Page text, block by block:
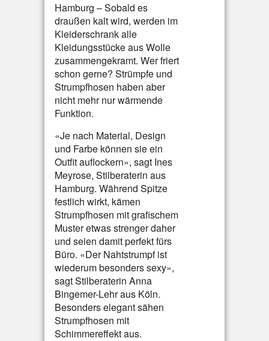
Hamburg – Sobald es
draußen kalt wird, werden im
Kleiderschrank alle
Kleidungsstücke aus Wolle
zusammengekramt. Wer friert
schon gerne? Strümpfe und
Strumpfhosen haben aber
nicht mehr nur wärmende
Funktion.
«Je nach Material, Design
und Farbe können sie ein
Outfit auflockern», sagt Ines
Meyrose, Stilberaterin aus
Hamburg. Während Spitze
festlich wirkt, kämen
Strumpfhosen mit grafischem
Muster etwas strenger daher
und seien damit perfekt fürs
Büro. «Der Nahtstrumpf ist
wiederum besonders sexy»,
sagt Stilberaterin Anna
Bingemer-Lehr aus Köln.
Besonders elegant sähen
Strumpfhosen mit
Schimmereffekt aus.